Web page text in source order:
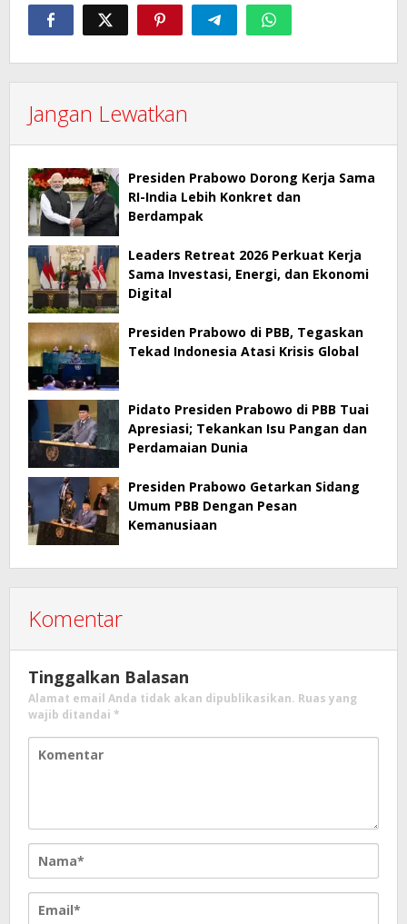
Jangan Lewatkan
Presiden Prabowo Dorong Kerja Sama
RI-India Lebih Konkret dan
Berdampak
Leaders Retreat 2026 Perkuat Kerja
Sama Investasi, Energi, dan Ekonomi
Digital
Presiden Prabowo di PBB, Tegaskan
Tekad Indonesia Atasi Krisis Global
Pidato Presiden Prabowo di PBB Tuai
Apresiasi; Tekankan Isu Pangan dan
Perdamaian Dunia
Presiden Prabowo Getarkan Sidang
Umum PBB Dengan Pesan
Kemanusiaan
Komentar
Tinggalkan Balasan
Alamat email Anda tidak akan dipublikasikan. Ruas yang
wajib ditandai *